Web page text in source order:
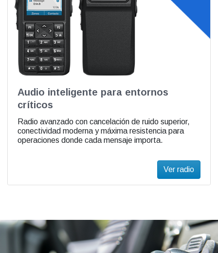
Audio inteligente para entornos
críticos
Radio avanzado con cancelación de ruido superior,
conectividad moderna y máxima resistencia para
operaciones donde cada mensaje importa.
Ver radio